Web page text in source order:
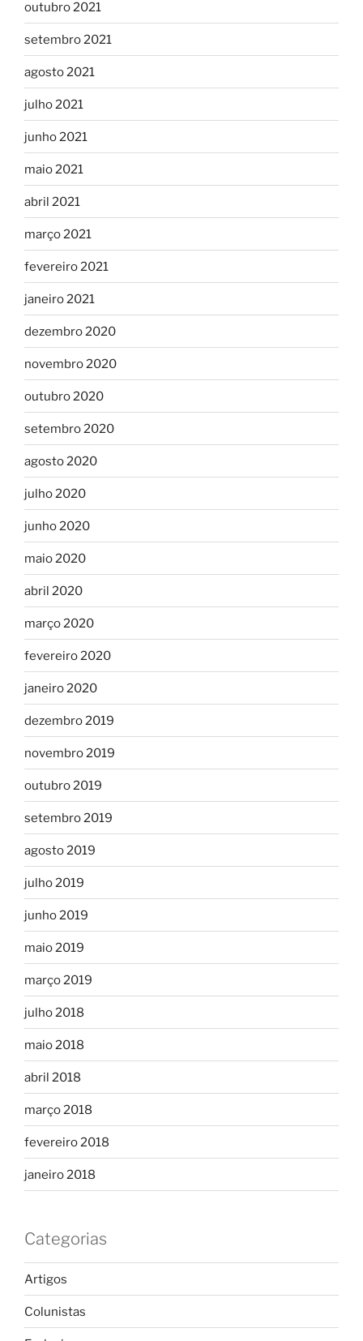
outubro 2021
setembro 2021
agosto 2021
julho 2021
junho 2021
maio 2021
abril 2021
março 2021
fevereiro 2021
janeiro 2021
dezembro 2020
novembro 2020
outubro 2020
setembro 2020
agosto 2020
julho 2020
junho 2020
maio 2020
abril 2020
março 2020
fevereiro 2020
janeiro 2020
dezembro 2019
novembro 2019
outubro 2019
setembro 2019
agosto 2019
julho 2019
junho 2019
maio 2019
março 2019
julho 2018
maio 2018
abril 2018
março 2018
fevereiro 2018
janeiro 2018
Categorias
Artigos
Colunistas